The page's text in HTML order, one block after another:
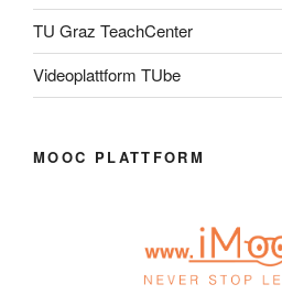
TU Graz TeachCenter
Videoplattform TUbe
MOOC PLATTFORM